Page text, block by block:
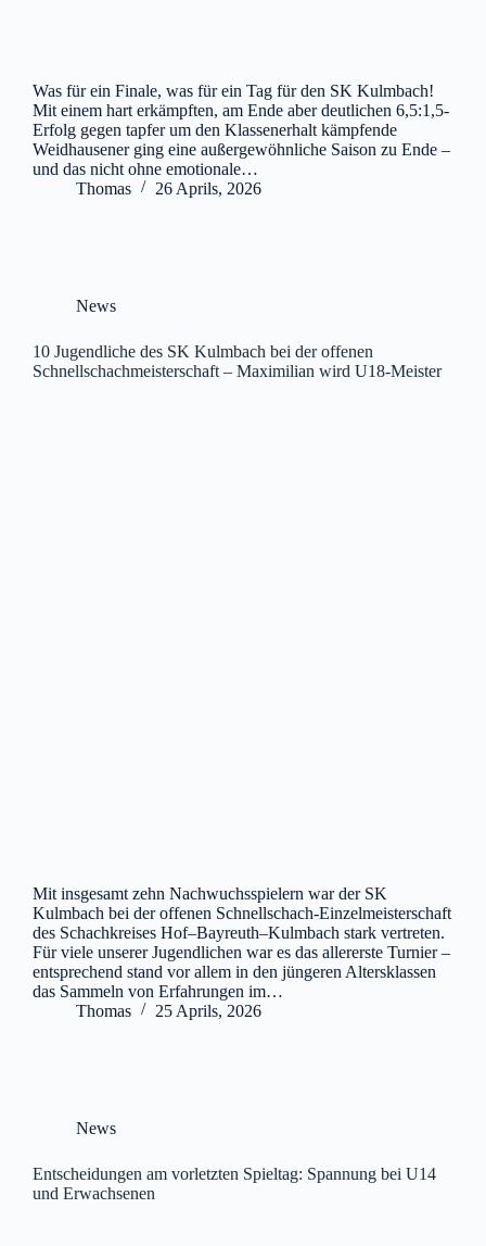
Was für ein Finale, was für ein Tag für den SK Kulmbach!
Mit einem hart erkämpften, am Ende aber deutlichen 6,5:1,5-
Erfolg gegen tapfer um den Klassenerhalt kämpfende
Weidhausener ging eine außergewöhnliche Saison zu Ende –
und das nicht ohne emotionale…
Thomas
26 Aprils, 2026
News
10 Jugendliche des SK Kulmbach bei der offenen
Schnellschachmeisterschaft – Maximilian wird U18-Meister
Mit insgesamt zehn Nachwuchsspielern war der SK
Kulmbach bei der offenen Schnellschach-Einzelmeisterschaft
des Schachkreises Hof–Bayreuth–Kulmbach stark vertreten.
Für viele unserer Jugendlichen war es das allererste Turnier –
entsprechend stand vor allem in den jüngeren Altersklassen
das Sammeln von Erfahrungen im…
Thomas
25 Aprils, 2026
News
Entscheidungen am vorletzten Spieltag: Spannung bei U14
und Erwachsenen